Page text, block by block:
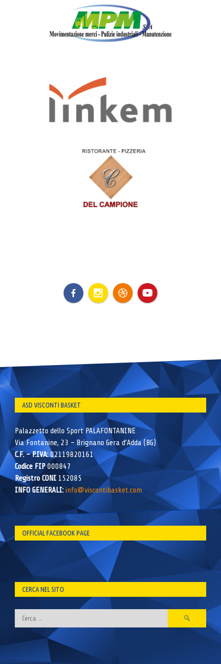
ASD VISCONTI BASKET
Palazzetto dello Sport PALAFONTANINE
Via Fontanine, 23 – Brignano Gera d’Adda (BG)
C.F. – P.IVA:02119820161
Codice FIP000847
Registro CONI 152085
INFO GENERALI: info@viscontibasket.com
OFFICIAL FACEBOOK PAGE
CERCA NEL SITO
Ricerca
per: